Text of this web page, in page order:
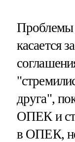
Проблемы
касается
друга",
ОПЕК и
в ОПЕК,